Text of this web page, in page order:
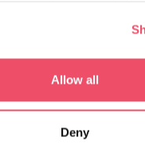
would also like to:
accurate to within
device by actively
Allow all
Deny
de vinurile roz. Este